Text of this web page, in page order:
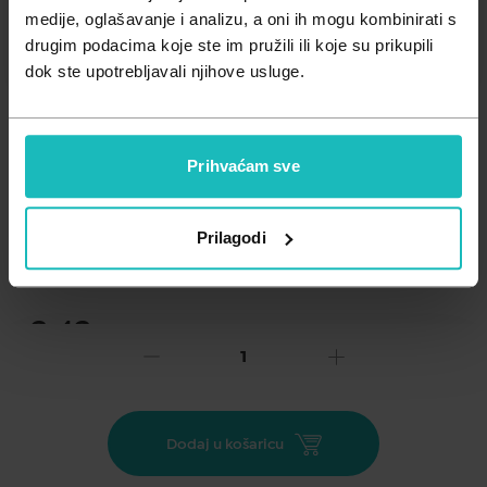
medije, oglašavanje i analizu, a oni ih mogu kombinirati s
drugim podacima koje ste im pružili ili koje su prikupili
dok ste upotrebljavali njihove usluge.
Prihvaćam sve
Prilagodi
Zdravlje muškarca
Zdravlje žene
Minerali
Probiotici i prebiotici
Važna obavijest prema Zakonu o zaštiti potrošača..
3,43
Prije upotrebe pažljivo pročitajte uputu o lijeku, a o
rizicima i nuspojavama upitajte svog liječnika ili
ljekarnika
Dodaj u košaricu